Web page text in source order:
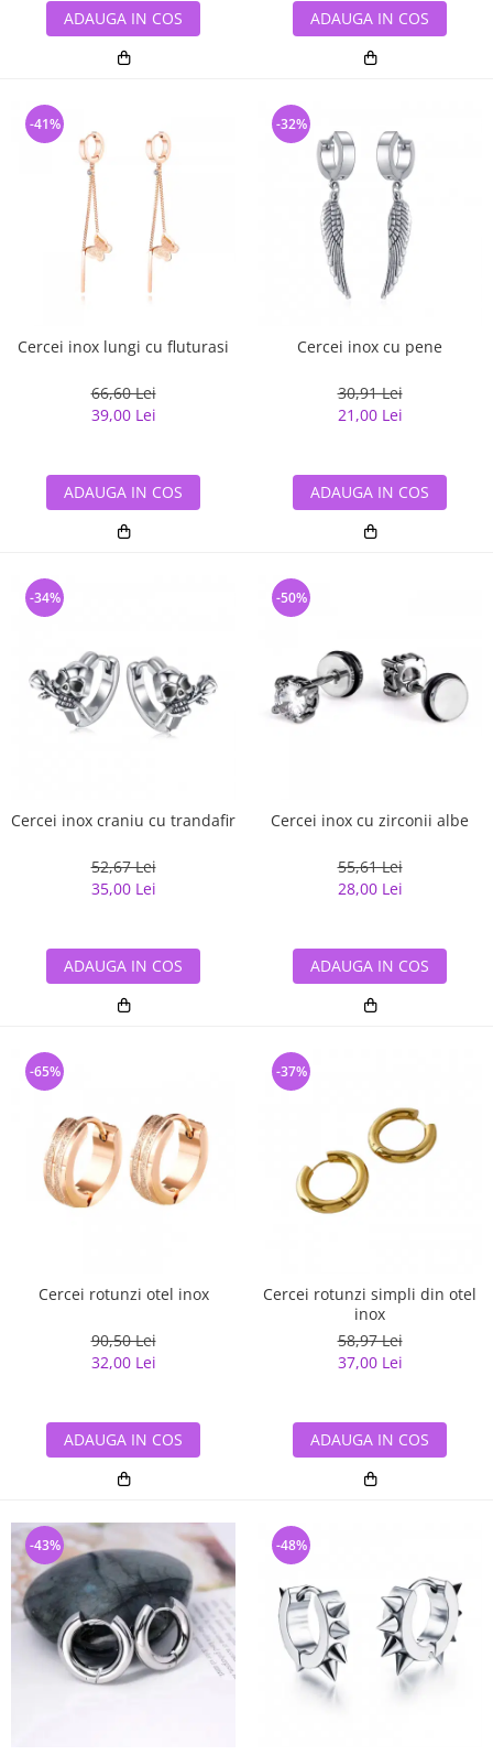
ADAUGA IN COS ADAUGA IN COS
Cercei inox lungi cu fluturasi
66,60 Lei
39,00 Lei
-41%
ADAUGA IN COS
Cercei inox cu pene
30,91 Lei
21,00 Lei
-32%
ADAUGA IN COS
Cercei inox craniu cu trandafir
52,67 Lei
35,00 Lei
-34%
ADAUGA IN COS
Cercei inox cu zirconii albe
55,61 Lei
28,00 Lei
-50%
ADAUGA IN COS
Cercei rotunzi otel inox
90,50 Lei
32,00 Lei
-65%
ADAUGA IN COS
Cercei rotunzi simpli din otel
inox
58,97 Lei
37,00 Lei
-37%
ADAUGA IN COS
-43% -48%